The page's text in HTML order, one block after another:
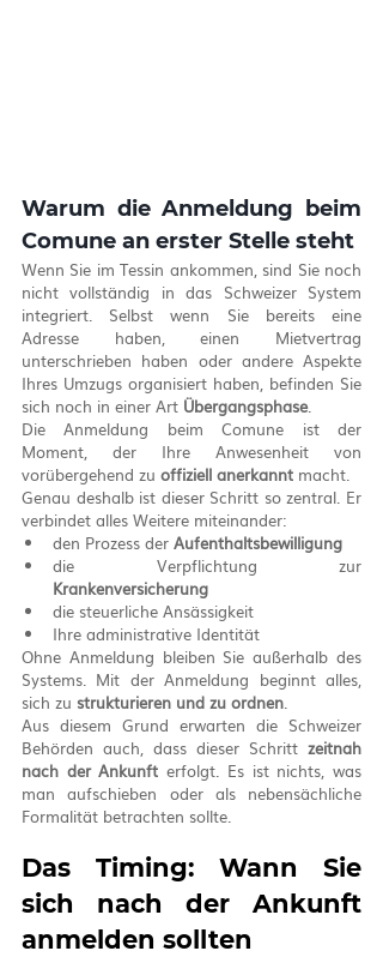
Warum die Anmeldung beim
Comune an erster Stelle steht
Wenn Sie im Tessin ankommen, sind Sie noch
nicht vollständig in das Schweizer System
integriert. Selbst wenn Sie bereits eine
Adresse haben, einen Mietvertrag
unterschrieben haben oder andere Aspekte
Ihres Umzugs organisiert haben, befinden Sie
sich noch in einer Art Übergangsphase.
Die Anmeldung beim Comune ist der
Moment, der Ihre Anwesenheit von
vorübergehend zu offiziell anerkannt macht.
Genau deshalb ist dieser Schritt so zentral. Er
verbindet alles Weitere miteinander:
den Prozess der Aufenthaltsbewilligung
Krankenversicherung
die steuerliche Ansässigkeit
Ihre administrative Identität
Ohne Anmeldung bleiben Sie außerhalb des
Systems. Mit der Anmeldung beginnt alles,
sich zu strukturieren und zu ordnen.
Aus diesem Grund erwarten die Schweizer
Behörden auch, dass dieser Schritt zeitnah
nach der Ankunft erfolgt. Es ist nichts, was
man aufschieben oder als nebensächliche
Formalität betrachten sollte.
Das Timing: Wann Sie
sich nach der Ankunft
anmelden sollten